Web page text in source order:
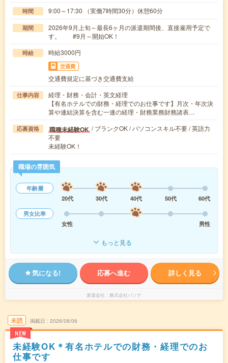
時間 9:00～17:30 （実働7時間30分）休憩60分
期間
2026年9月上旬～最長6ヶ月の派遣期間後、直接雇用予定で
す。 #9月～開始OK！
時給 時給3000円
交通費
交通費規定に基づき交通費支給
仕事内容
経理・財務・会計・英文経理
【有名ホテルでの財務・経理でのお仕事です】月次・年次決
算や連結決算を含む一連の経理・財務業務財務諸表…
応募資格 職種未経験OK / ブランクOK / パソコンスキル不要 / 英語力
不要
未経験OK！
職場の雰囲気
年齢層
20代
30代 40代 50代
60代
男女比率
女性
男性
もっと見る
気になる! 応募へ進む 詳しく見る
派遣会社 株式会社パソナ
未読
NEW
掲載日 2026/08/06
未経験OK＊有名ホテルでの財務・経理でのお
仕事です